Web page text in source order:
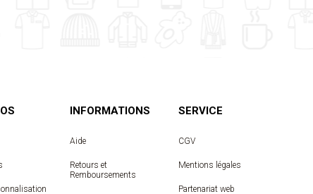
INFORMATIONS
Aide
Retours et
Remboursements
SERVICE
CGV
Mentions légales
Partenariat web